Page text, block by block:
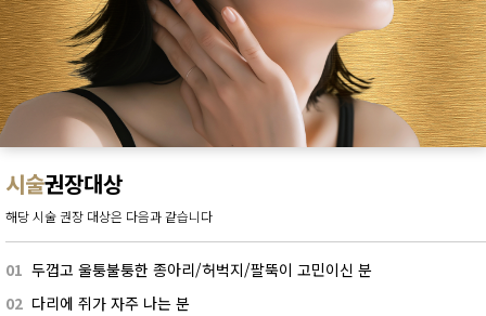
시술권장대상
해당 시술 권장 대상은 다음과 같습니다
01 두껍고 울퉁불퉁한 종아리/허벅지/팔뚝이 고민이신 분
02 다리에 쥐가 자주 나는 분